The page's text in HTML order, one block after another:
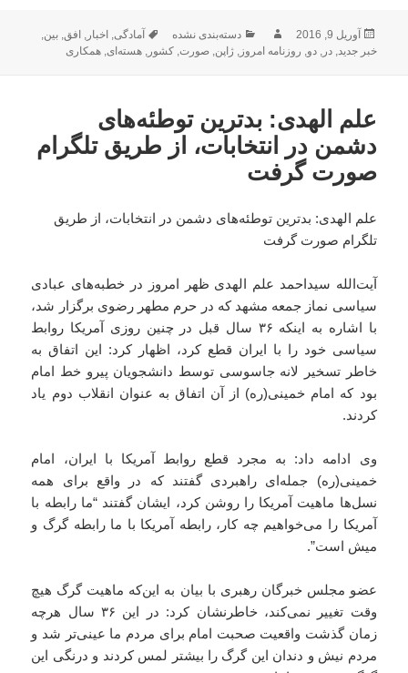
ارسال
شده
آوریل 9, 2016 نویسندهدسته‌ها
دسته‌بندی نشده برچسب‌ها
آمادگی ,اخبار ,افق ,بین
خبر جدید ,در ,دو روزنامه امروز ,ژاپن ,صورت ,کشور ,هسته‌ای ,همکاری
علم الهدی: بدترین توطئه‌های
دشمن در انتخابات، از طریق تلگرام
صورت گرفت
علم الهدی: بدترین توطئه‌های دشمن در انتخابات، از طریق
تلگرام صورت گرفت
آیت‌الله سیداحمد علم الهدی ظهر امروز در خطبه‌های عبادی
سیاسی نماز جمعه مشهد که در حرم مطهر رضوی برگزار شد،
با اشاره به اینکه ۳۶ سال قبل در چنین روزی آمریکا روابط
سیاسی خود را با ایران قطع کرد، اظهار کرد: این اتفاق به
خاطر تسخیر لانه جاسوسی توسط دانشجویان پیرو خط امام
بود که امام خمینی(ره) از آن اتفاق به عنوان انقلاب دوم یاد
کردند.
وی ادامه داد: به مجرد قطع روابط آمریکا با ایران، امام
خمینی(ره) جمله‌ای راهبردی گفتند که در واقع برای همه
نسل‌ها ماهیت آمریکا را روشن کرد، ایشان گفتند “ما رابطه با
آمریکا را می‌خواهیم چه کار، رابطه آمریکا با ما رابطه گرگ و
میش است”.
عضو مجلس خبرگان رهبری با بیان به این‌که ماهیت گرگ هیچ
وقت تغییر نمی‌کند، خاطرنشان کرد: در این ۳۶ سال هرچه
زمان گذشت واقعیت صحبت امام برای مردم ما عینی‌تر شد و
مردم نیش و دندان این گرگ را بیشتر لمس کردند و درنگی این